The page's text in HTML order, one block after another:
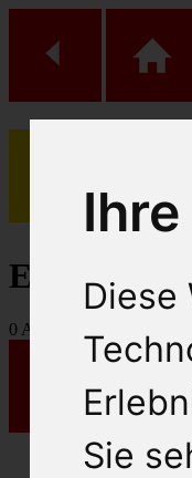
Diese
Sie
(0)
Einkaufs
0 Artikel